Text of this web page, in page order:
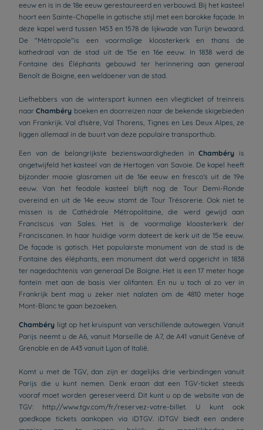
eeuw en is in de 18e eeuw gerestaureerd en verbouwd. Bij het kasteel
hoort een Sainte-Chapelle in gotische stijl met een barokke façade. In
deze kapel werd tussen 1453 en 1578 de lijkwade van Turijn bewaard.
De "Métropole"is een voormalige kloosterkerk en thans de
kathedraal van de stad uit de 15e en 16e eeuw. In 1838 werd de
Fontaine des Éléphants gebouwd ter herinnering aan generaal
Benoît de Boigne, een weldoener van de stad.
Liefhebbers van de wintersport kunnen een vliegticket of treinreis
naarChambéry boeken en doorreizen naar de bekende skigebieden
van Frankrijk. Val d'Isère, Val Thorens, Tignes en Les Deux Alpes, ze
liggen allemaal in de buurt van deze populaire transporthub.
Een van de belangrijkste bezienswaardigheden inChambéry is
ongetwijfeld het kasteel van de Hertogen van Savoie. De kapel heeft
bijzonder mooie glasramen uit de 16e eeuw en fresco's uit de 19e
eeuw. Van het feodale kasteel blijft nog de Tour Demi-Ronde
overeind en uit de 14e eeuw stamt de Tour Trésorerie. Ook niet te
missen is de Cathédrale Métropolitaine, die werd gewijd aan
Franciscus van Sales. Het is de voormalige kloosterkerk der
Franciscanen. In haar huidige vorm dateert de kerk uit de 15e eeuw.
De façade is gotisch. Het populairste monument van de stad is de
Fontaine des éléphants, een monument dat werd opgericht in 1838
ter nagedachtenis van generaal De Boigne. Het is een 17 meter hoge
fontein met aan de basis vier olifanten. En nu u toch al zo ver in
Frankrijk bent mag u zeker niet nalaten om de 4810 meter hoge
Mont-Blanc te gaan bezoeken.
Chambéry ligt op het kruispunt van verschillende autowegen. Vanuit
Parijs neemt u de A6, vanuit Marseille de A7, de A41 vanuit Genève of
Grenoble en de A43 vanuit Lyon of Italië.
Komt u met de TGV, dan zijn er dagelijks drie verbindingen vanuit
Parijs die u kunt nemen. Denk eraan dat een TGV-ticket steeds
vooraf moet worden gereserveerd. Dit kunt u op de website van de
TGV: http://www.tgv.com/fr/reservez-votre-billet. U kunt ook
goedkope tickets aankopen via iDTGV. iDTGV biedt een andere